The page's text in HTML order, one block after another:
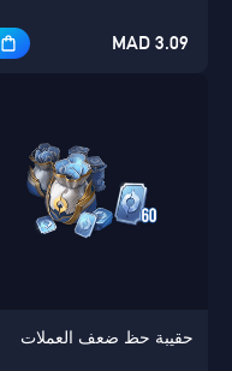
3.09 MAD
حقيبة حظ ضعف العملات